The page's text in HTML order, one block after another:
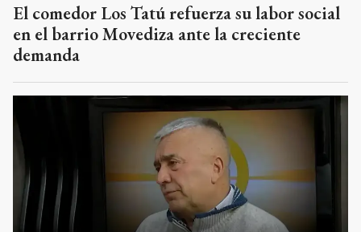
El comedor Los Tatú refuerza su labor social
en el barrio Movediza ante la creciente
demanda